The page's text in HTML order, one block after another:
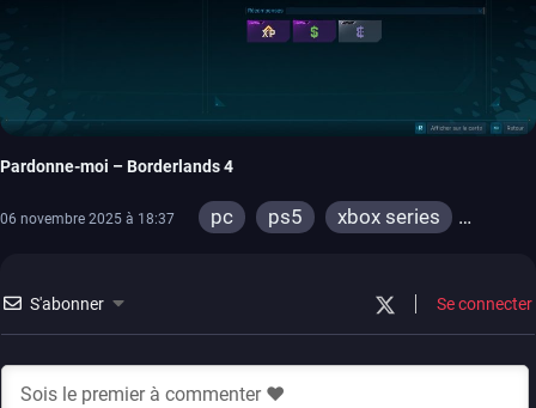
Pardonne-moi – Borderlands 4
06 novembre 2025 à 18:37 pc ps5
xbox series
S'abonner Se connecter